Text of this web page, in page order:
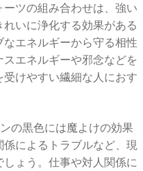
ツの組み合わせは、強い
いに浄化する効果がある
エネルギーから守る相性
エネルギーや邪念などを
けやすい繊細な人におす
の黒色には魔よけの効果
によるトラブルなど、現
ょう。仕事や対人関係に